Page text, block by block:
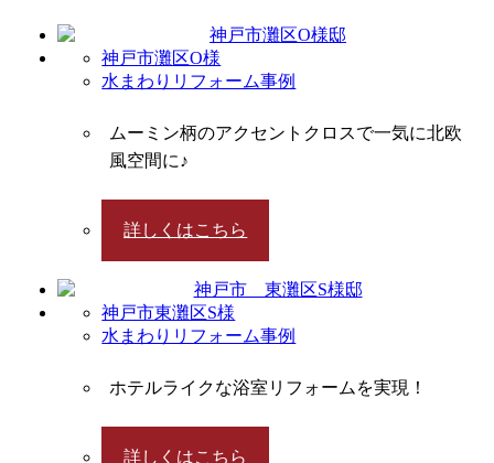
神戸市灘区O様
水まわりリフォーム事例
ムーミン柄のアクセントクロスで一気に北欧
風空間に♪
詳しくはこちら
神戸市東灘区S様
水まわりリフォーム事例
ホテルライクな浴室リフォームを実現！
詳しくはこちら